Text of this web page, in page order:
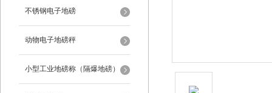
不锈钢电子地磅
动物电子地磅秤
小型工业地磅称（隔爆地磅）